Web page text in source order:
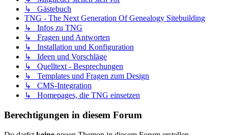
↳ Gästebuch
TNG - The Next Generation Of Genealogy Sitebuilding
↳ Infos zu TNG
↳ Fragen und Antworten
↳ Installation und Konfiguration
↳ Ideen und Vorschläge
↳ Quelltext - Besprechungen
↳ Templates und Fragen zum Design
↳ CMS-Integration
↳ Homepages, die TNG einsetzen
Berechtigungen in diesem Forum